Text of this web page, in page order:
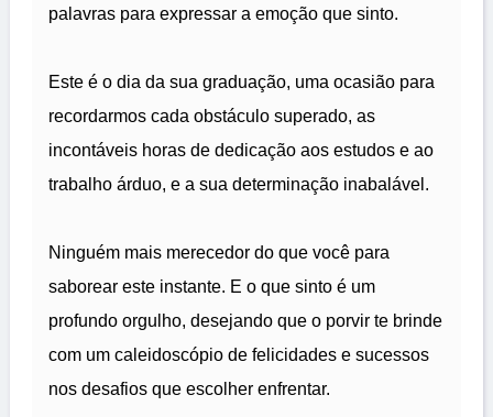
palavras para expressar a emoção que sinto.
Este é o dia da sua graduação, uma ocasião para
recordarmos cada obstáculo superado, as
incontáveis horas de dedicação aos estudos e ao
trabalho árduo, e a sua determinação inabalável.
Ninguém mais merecedor do que você para
saborear este instante. E o que sinto é um
profundo orgulho, desejando que o porvir te brinde
com um caleidoscópio de felicidades e sucessos
nos desafios que escolher enfrentar.